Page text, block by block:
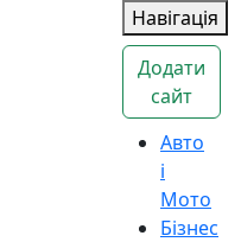
Навігація
Додати
сайт
Авто
і
Мото
Бізнес